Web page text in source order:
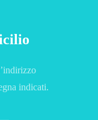
indicati.